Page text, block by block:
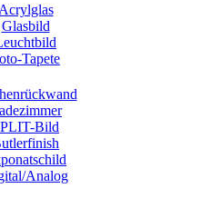
Acrylglas
Glasbild
Tapete
Bild
Analog